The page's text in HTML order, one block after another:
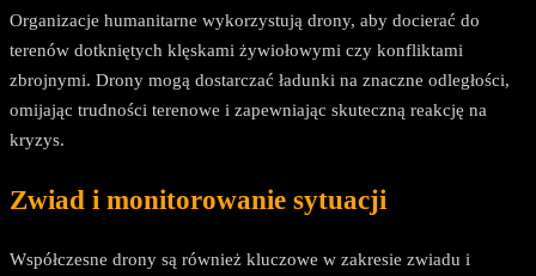
Organizacje humanitarne wykorzystują drony, aby docierać do
terenów dotkniętych klęskami żywiołowymi czy konfliktami
zbrojnymi. Drony mogą dostarczać ładunki na znaczne odległości,
omijając trudności terenowe i zapewniając skuteczną reakcję na
kryzys.
Zwiad i monitorowanie sytuacji
Współczesne drony są również kluczowe w zakresie zwiadu i